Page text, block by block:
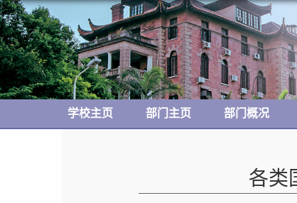
学校主页 部门主页 部门概况
各类